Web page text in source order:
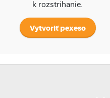
k rozstrihanie.
Vytvoriť pexeso